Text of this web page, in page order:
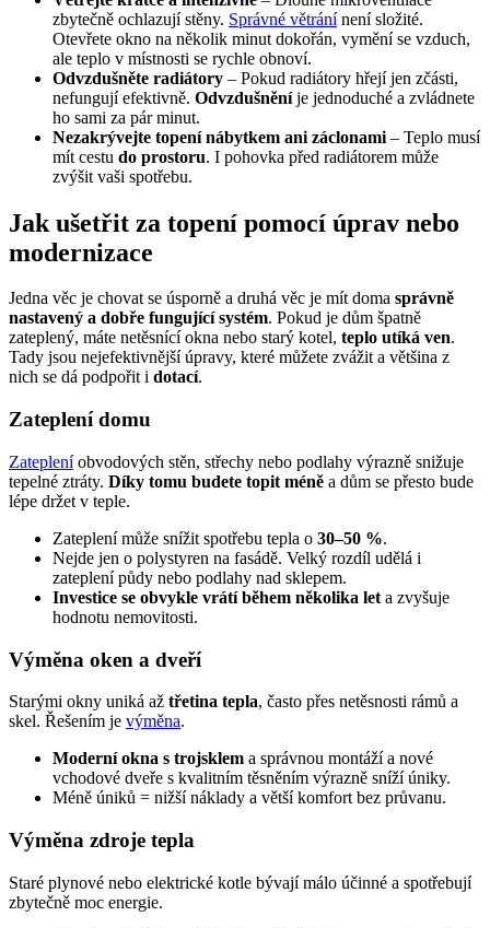
zbytečně ochlazují stěny. Správné větránínení složité.
Otevřete okno na několik minut dokořán, vymění se vzduch,
ale teplo v místnosti se rychle obnoví.
Odvzdušněte radiátory – Pokud radiátory hřejí jen zčásti,
nefungují efektivně. Odvzdušněníje jednoduché a zvládnete
ho sami za pár minut.
Nezakrývejte topení nábytkem ani záclonami – Teplo musí
mít cestu do prostoru. I pohovka před radiátorem může
zvýšit vaši spotřebu.
Jak ušetřit za topení pomocí úprav nebo
modernizace
Jedna věc je chovat se úsporně a druhá věc je mít doma správně
nastavený a dobře fungující systém. Pokud je dům špatně
zateplený, máte netěsnící okna nebo starý kotel, teplo utíká ven.
Tady jsou nejefektivnější úpravy, které můžete zvážit a většina z
nich se dá podpořit i dotací.
Zateplení domu
Zatepleníobvodových stěn, střechy nebo podlahy výrazně snižuje
tepelné ztráty. Díky tomu budete topit méně a dům se přesto bude
lépe držet v teple.
Zateplení může snížit spotřebu tepla o 30–50 %.
Nejde jen o polystyren na fasádě. Velký rozdíl udělá i
zateplení půdy nebo podlahy nad sklepem.
Investice se obvykle vrátí během několika let a zvyšuje
hodnotu nemovitosti.
Výměna oken a dveří
Starými okny uniká až třetina tepla, často přes netěsnosti rámů a
skel. Řešením je výměna.
Moderní okna s trojsklem a správnou montáží a nové
vchodové dveře s kvalitním těsněním výrazně sníží úniky.
Méně úniků = nižší náklady a větší komfort bez průvanu.
Výměna zdroje tepla
Staré plynové nebo elektrické kotle bývají málo účinné a spotřebují
zbytečně moc energie.